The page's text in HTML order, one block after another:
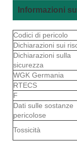
Informazioni
Codici di pericolo
Dichiarazioni sui
Dichiarazioni sulla
sicurezza
WGK Germania
RTECS
F
Dati sulle sostanze
pericolose
Tossicità